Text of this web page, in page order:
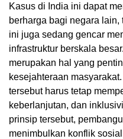
Kasus di India ini dapat
berharga bagi negara
ini juga sedang gencar
infrastruktur berskala
merupakan hal yang
kesejahteraan
tersebut harus tetap
keberlanjutan, dan
prinsip tersebut,
menimbulkan konflik